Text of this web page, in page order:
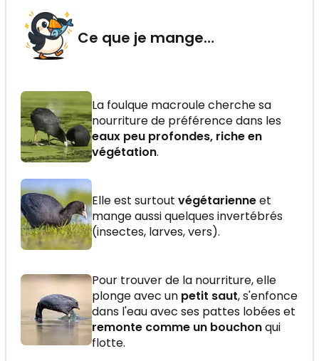
Ce que je mange…
La foulque macroule cherche sa
nourriture de préférence dans les
eaux peu profondes, riche en
végétation.
Elle est surtout végétarienneet
mange aussi quelques invertébrés
(insectes, larves, vers).
Pour trouver de la nourriture, elle
plonge avec un petit saut, s'enfonce
dans l'eau avec ses pattes lobées et
remonte comme un bouchonqui
flotte.